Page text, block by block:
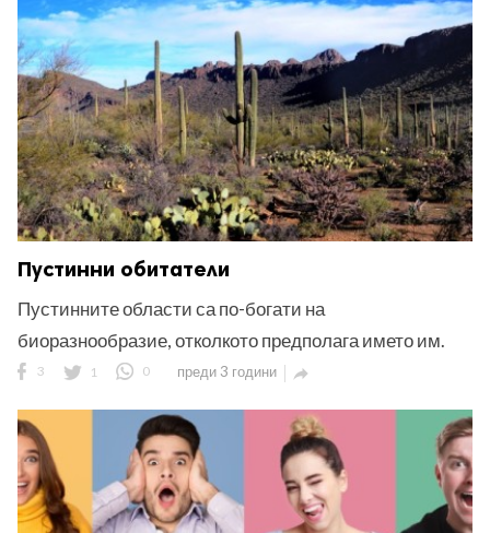
Пустинни обитатели
Пустинните области са по-богати на
биоразнообразие, отколкото предполага името им.
3 1 0 преди 3 години 